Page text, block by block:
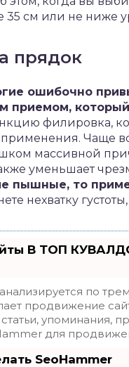
35 см или не ниже
прядок
ошибочно
приемом,
филировка,
применения. Чаще
массивной
уменьшает
пышные, то
нехватку
В ТОП
по
продвижение
упоминания,
для
SeoHammer